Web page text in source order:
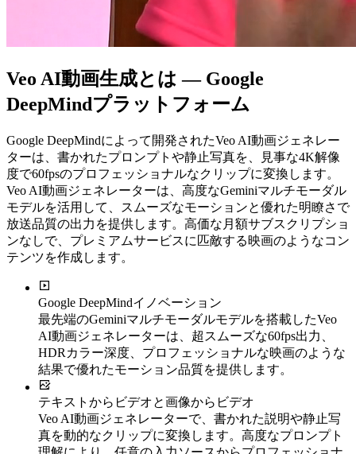
Veo AI動画生成とは — Google
DeepMindプラットフォーム
Google DeepMindによって開発されたVeo AI動画ジェネレー
ターは、書かれたプロンプトや静止写真を、見事な4K解像
度で60fpsのプロフェッショナルなクリップに変換します。
Veo AI動画ジェネレーターは、高度なGeminiマルチモーダル
モデルを活用して、スムーズなモーションと優れた明瞭さで
放送品質の出力を提供します。高価な月額サブスクリプショ
ンなしで、プレミアムサービスに匹敵する映画のようなコン
テンツを作成します。
Google DeepMindイノベーション
最先端のGeminiマルチモーダルモデルを搭載したVeo
AI動画ジェネレーターは、超スムーズな60fps出力、
HDRカラー深度、プロフェッショナルな映画のような
結果で優れたモーション品質を提供します。
テキストからビデオと画像からビデオ
Veo AI動画ジェネレーターで、書かれた説明や静止写
真を動的なクリップに変換します。高度なプロンプト